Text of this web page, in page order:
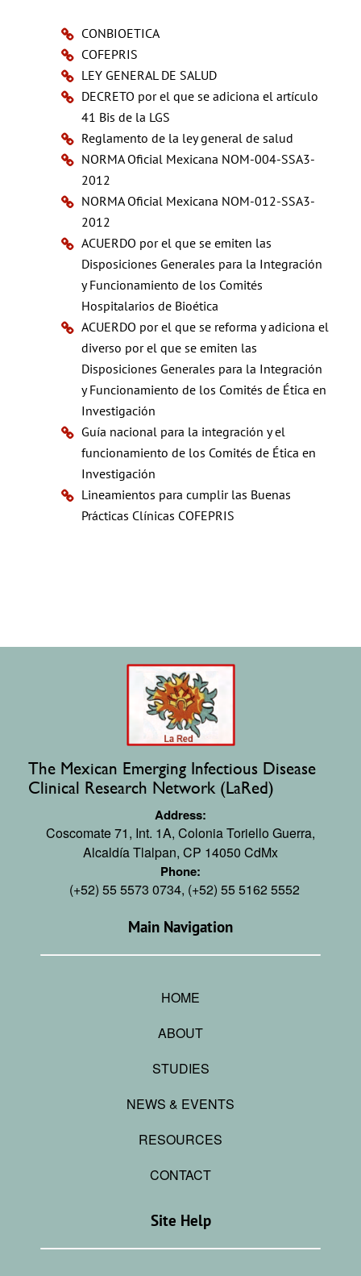
CONBIOETICA
COFEPRIS
LEY GENERAL DE SALUD
DECRETO por el que se adiciona el artículo
41 Bis de la LGS
Reglamento de la ley general de salud
NORMA Oficial Mexicana NOM-004-SSA3-
2012
NORMA Oficial Mexicana NOM-012-SSA3-
2012
ACUERDO por el que se emiten las
Disposiciones Generales para la Integración
y Funcionamiento de los Comités
Hospitalarios de Bioética
ACUERDO por el que se reforma y adiciona el
diverso por el que se emiten las
Disposiciones Generales para la Integración
y Funcionamiento de los Comités de Ética en
Investigación
Guía nacional para la integración y el
funcionamiento de los Comités de Ética en
Investigación
Lineamientos para cumplir las Buenas
Prácticas Clínicas COFEPRIS
The Mexican Emerging Infectious Disease
Clinical Research Network (LaRed)
Address:
Coscomate 71, Int. 1A, Colonia Toriello Guerra,
Alcaldía Tlalpan, CP 14050 CdMx
Phone:
(+52) 55 5573 0734, (+52) 55 5162 5552
Main Navigation
HOME
ABOUT
STUDIES
NEWS & EVENTS
RESOURCES
CONTACT
Site Help